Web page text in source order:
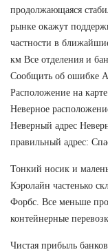
продолжающаяся
рынке окажут
частности в
км Все отделения и
Сообщить об ошибке
Расположение на
Неверное
Неверный адрес
правильный адрес:
Тонкий носик и
Кэролайн частенько
Форбс. Все меньше
контейнерные
Чистая прибыль